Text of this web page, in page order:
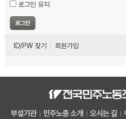
로그인 유지
ID/PW 찾기 회원가입
부설기관 민주노총 소개 오시는 길
업무